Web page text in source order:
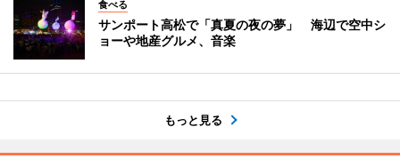
食べる
サンポート高松で「真夏の夜の夢」 海辺で空中シ
ョーや地産グルメ、音楽
もっと見る